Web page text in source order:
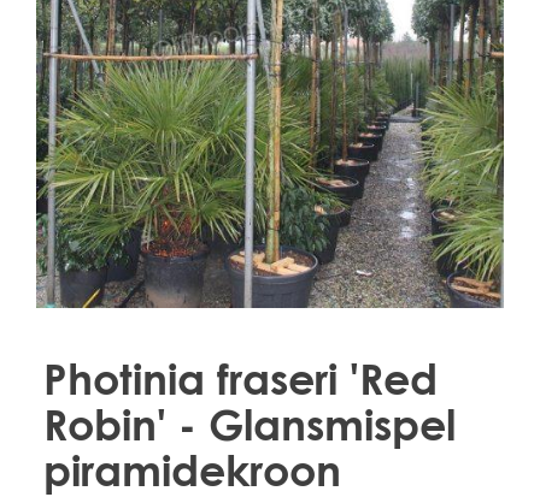
Treesafe
VORSTBESCHERMINGVOORBOMEN.NL
WINTERSCHUTZFUERBAEUME.DE
FROSTPROTECTIONFORTREES.CO.UK
Terracotta
TERRACOTTA.NL
TERRACOTTA.BE
TERRAKOTTA.DE
Photinia fraseri 'Red
Robin' - Glansmispel
piramidekroon